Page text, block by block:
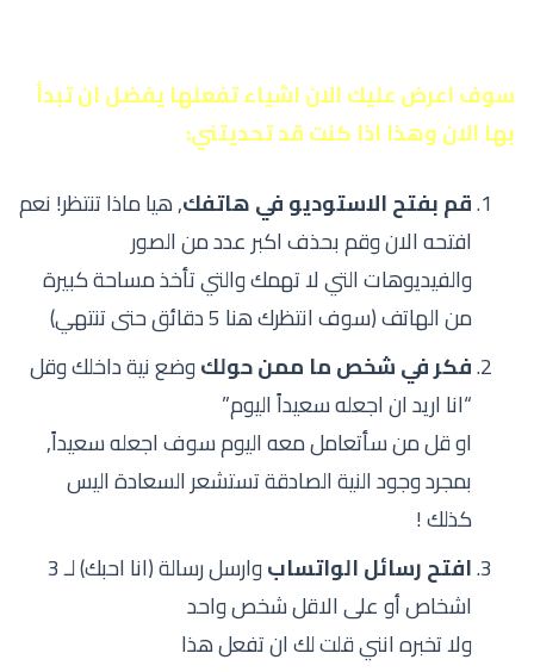
سوف اعرض عليك الان اشياء تفعلها يفضل ان تبدأ
بها الان وهذا اذا كنت قد تحديتني:
قم بفتح الاستوديو في هاتفك, هيا ماذا تنتظر! نعم
افتحه الان وقم بحذف اكبر عدد من الصور
والفيديوهات التي لا تهمك والتي تأخذ مساحة كبيرة
من الهاتف (سوف انتظرك هنا 5 دقائق حتى تنتهي)
فكر في شخص ما ممن حولكوضع نية داخلك وقل
“انا اريد ان اجعله سعيداً اليوم”
او قل من سأتعامل معه اليوم سوف اجعله سعيداً,
بمجرد وجود النية الصادقة تستشعر السعادة اليس
كذلك !
افتح رسائل الواتساب
وارسل رسالة (انا احبك) لـ 3
اشخاص أو على الاقل شخص واحد
ولا تخبره انني قلت لك ان تفعل هذا